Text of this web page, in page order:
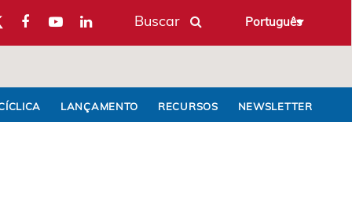
Buscar Português
LANÇAMENTO RECURSOS NEWSLETTER